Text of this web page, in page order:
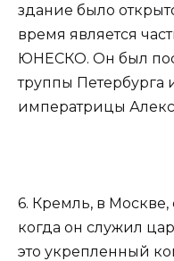
здание было
время является
ЮНЕСКО. Он был
труппы Петербурга
императрицы
6. Кремль, в Москве,
когда он служил
это укрепленный